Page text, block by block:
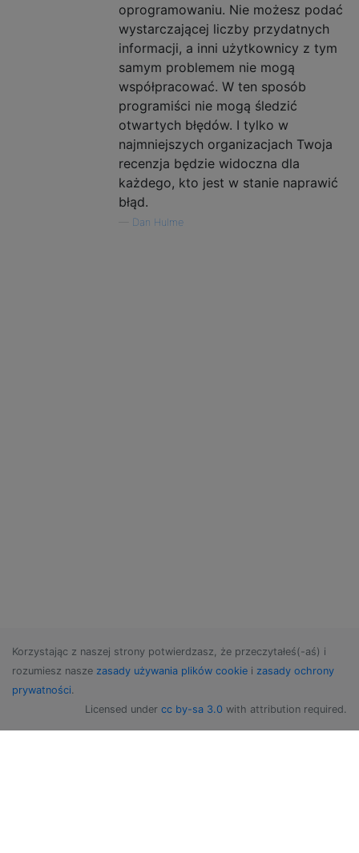
oprogramowaniu. Nie możesz podać
wystarczającej liczby przydatnych
informacji, a inni użytkownicy z tym
samym problemem nie mogą
współpracować. W ten sposób
programiści nie mogą śledzić
otwartych błędów. I tylko w
najmniejszych organizacjach Twoja
recenzja będzie widoczna dla
każdego, kto jest w stanie naprawić
błąd.
Dan Hulme
Korzystając z naszej strony potwierdzasz, że przeczytałeś(-aś) i
rozumiesz nasze zasady używania plików cookie i zasady ochrony
prywatności.
Licensed under cc by-sa 3.0 with attribution required.